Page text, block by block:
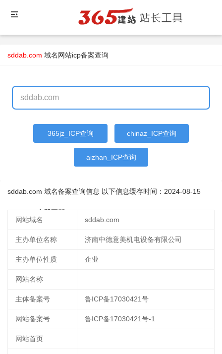
sddab.com 域名网站icp备案查询
365jz_ICP查询 chinaz_ICP查询
aizhan_ICP查询
sddab.com 域名备案查询信息 以下信息缓存时间： 2024-08-15
立即更新
网站域名
sddab.com
主办单位名称 济南中德意美机电设备有限公司
主办单位性质 企业
网站名称
主体备案号 鲁ICP备17030421号
网站备案号 鲁ICP备17030421号-1
网站首页